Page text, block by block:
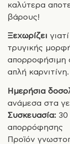
καλύτερα
βάρους!
Ξεχωρίζει
τρυγικής
απορροφήσιμη
απλή καρνιτίνη.
Ημερήσια
ανάμεσα στα
Συσκευασία: 30
απορρόφησης
Προϊόν